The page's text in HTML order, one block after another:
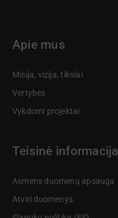
Apie mus
Misija, vizija, tikslai
Vertybės
Vykdomi projektai
Teisinė informacija
Asmens duomenų apsauga
Atviri duomenys